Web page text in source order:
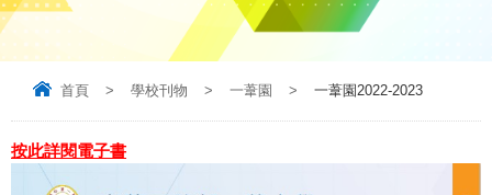
首頁 > 學校刊物 > 一葦園 > 一葦園2022-2023
按此詳閱電子書